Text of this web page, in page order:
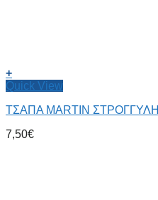
+
Quick View
ΤΣΑΠΑ MARTIN ΣΤΡΟΓΓΥΛΗ
7,50€